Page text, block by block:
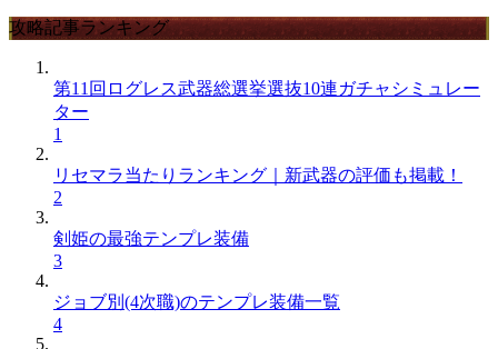
攻略記事ランキング
第11回ログレス武器総選挙選抜10連ガチャシミュレー
ター
1
リセマラ当たりランキング｜新武器の評価も掲載！
2
剣姫の最強テンプレ装備
3
ジョブ別(4次職)のテンプレ装備一覧
4